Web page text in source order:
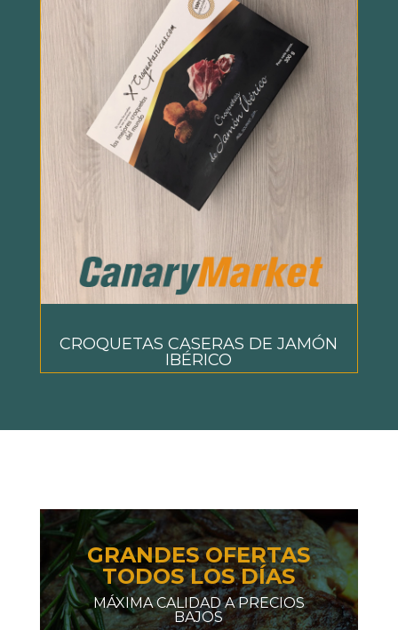
CROQUETAS CASERAS DE JAMÓN
IBÉRICO
GRANDES OFERTAS
TODOS LOS DÍAS
MÁXIMA CALIDAD A PRECIOS
BAJOS